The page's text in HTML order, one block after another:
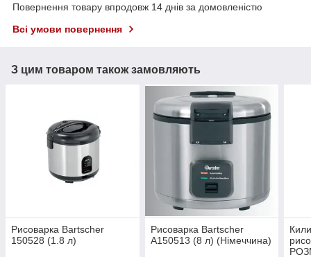
Повернення товару впродовж 14 днів за домовленістю
Всі умови повернення
З цим товаром також замовляють
Рисоварка Bartscher
150528 (1.8 л)
Рисоварка Bartscher
A150513 (8 л) (Німеччина)